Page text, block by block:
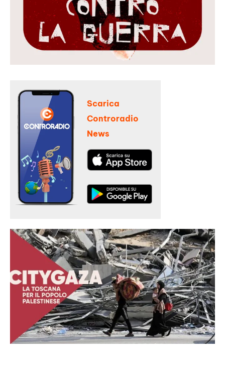
Scarica
Controradio
News